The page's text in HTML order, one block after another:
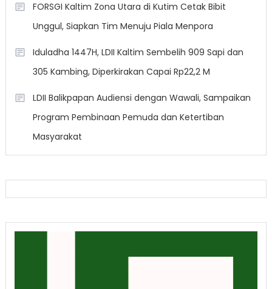
FORSGI Kaltim Zona Utara di Kutim Cetak Bibit
Unggul, Siapkan Tim Menuju Piala Menpora
Iduladha 1447H, LDII Kaltim Sembelih 909 Sapi dan
305 Kambing, Diperkirakan Capai Rp22,2 M
LDII Balikpapan Audiensi dengan Wawali, Sampaikan
Program Pembinaan Pemuda dan Ketertiban
Masyarakat